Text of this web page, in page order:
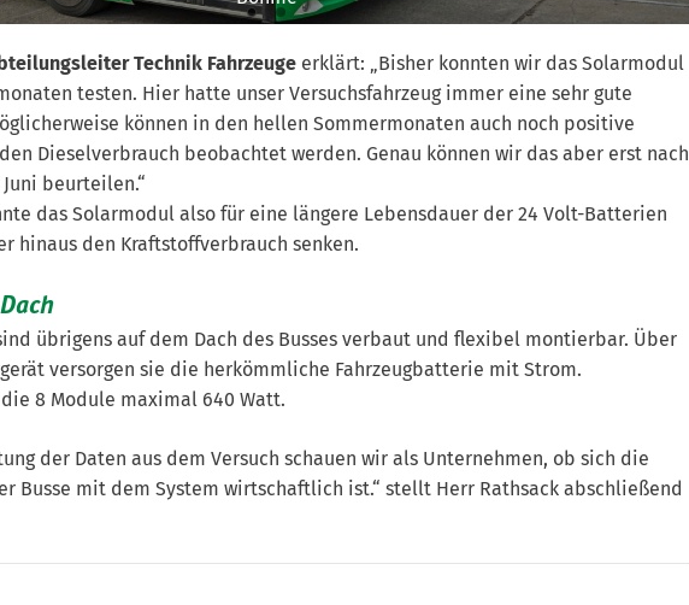
Technik Fahrzeuge erklärt: „Bisher konnten wir das Solarmodul
testen. Hier hatte unser Versuchsfahrzeug immer eine sehr gute
können in den hellen Sommermonaten auch noch positive
Dieselverbrauch beobachtet werden. Genau können wir das aber erst nach
beurteilen.“
das Solarmodul also für eine längere Lebensdauer der 24 Volt-Batterien
hinaus den Kraftstoffverbrauch senken.
übrigens auf dem Dach des Busses verbaut und flexibel montierbar. Über
versorgen sie die herkömmliche Fahrzeugbatterie mit Strom.
8 Module maximal 640 Watt.
der Daten aus dem Versuch schauen wir als Unternehmen, ob sich die
Busse mit dem System wirtschaftlich ist.“ stellt Herr Rathsack abschließend